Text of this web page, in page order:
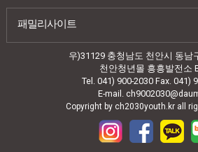
패밀리사이트
우)31129 충청남도 천안시 동남
천안청년몰 흥흥발전소
Tel. 041) 900-2030 Fax. 041)
E-mail.
Copyright by ch2030youth.kr all